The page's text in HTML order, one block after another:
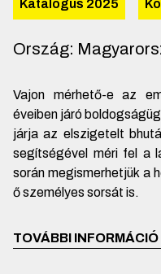
Katalógus 2025
Ország:
Vajon mérhető-e az
éveiben járó
járja az elszigetelt
segítségével méri fel a
során megismerhetjük a
ő személyes sorsát is.
TOVÁBBI